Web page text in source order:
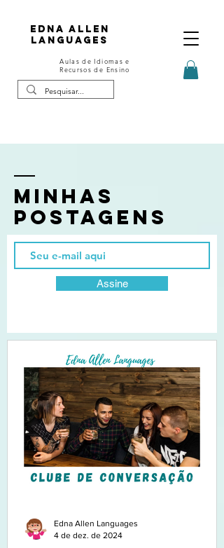
Edna Allen
Languages
Aulas de Idiomas e
Recursos de Ensino
Minhas
postagens
Assine
Edna Allen Languages
4 de dez. de 2024